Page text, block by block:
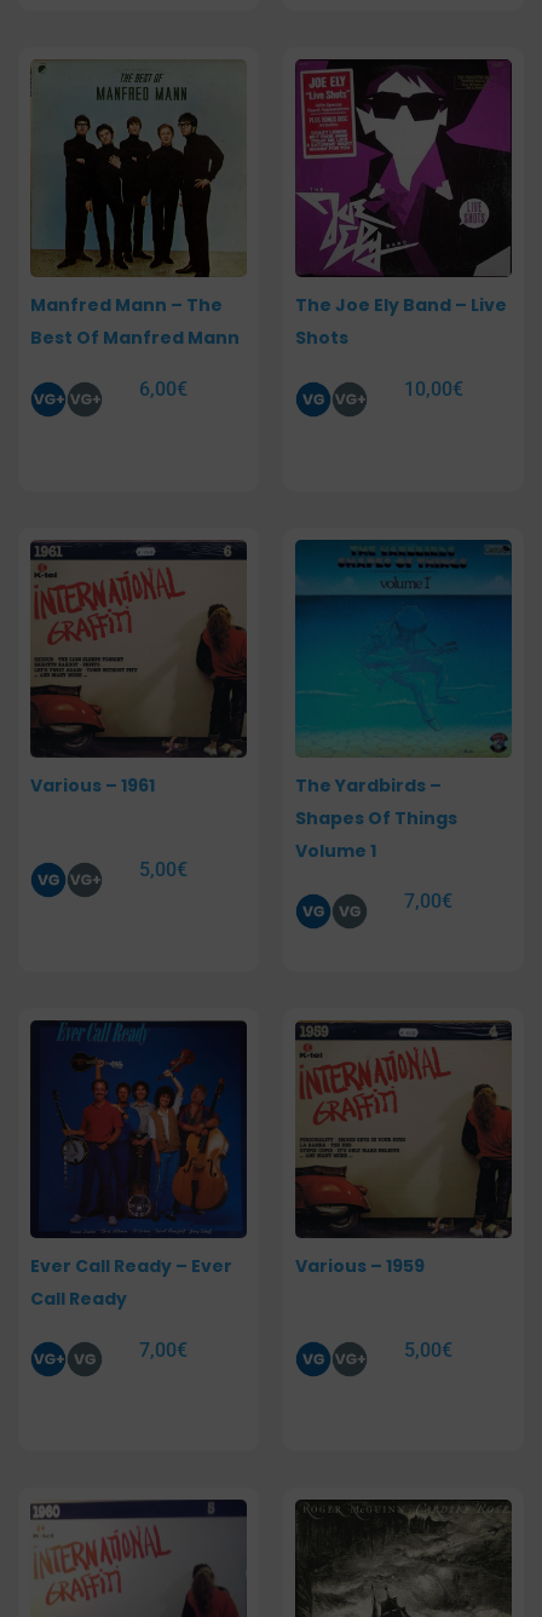
Manfred Mann – The
Best Of Manfred Mann
6,00€
The Joe Ely Band – Live
Shots
10,00€
Various – 1961
5,00€
The Yardbirds –
Shapes Of Things
Volume 1
7,00€
Ever Call Ready – Ever
Call Ready
7,00€
Various – 1959
5,00€